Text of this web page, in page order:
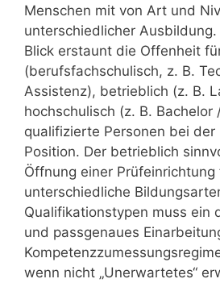
Menschen mit von Art und
unterschiedlicher
Blick erstaunt die Offenheit
(berufsfachschulisch, z. B.
Assistenz), betrieblich (z. B.
hochschulisch (z. B. Bachelor
qualifizierte Personen bei der
Position. Der betrieblich
Öffnung einer
unterschiedliche
Qualifikationstypen muss ein
und passgenaues
wenn nicht „Unerwartetes“